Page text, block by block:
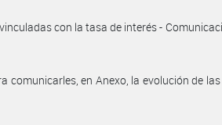
con la tasa de interés -
comunicarles, en Anexo, la evolución de